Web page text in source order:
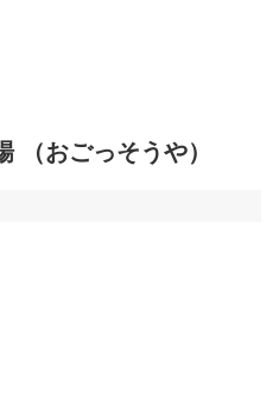
（おごっそうや）